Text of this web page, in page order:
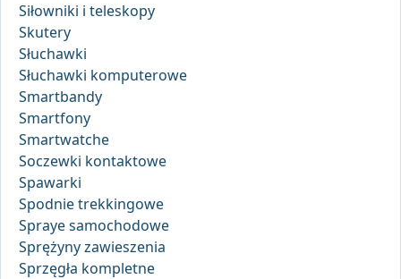
Siłowniki i teleskopy
Skutery
Słuchawki
Słuchawki komputerowe
Smartbandy
Smartfony
Smartwatche
Soczewki kontaktowe
Spawarki
Spodnie trekkingowe
Spraye samochodowe
Sprężyny zawieszenia
Sprzęgła kompletne